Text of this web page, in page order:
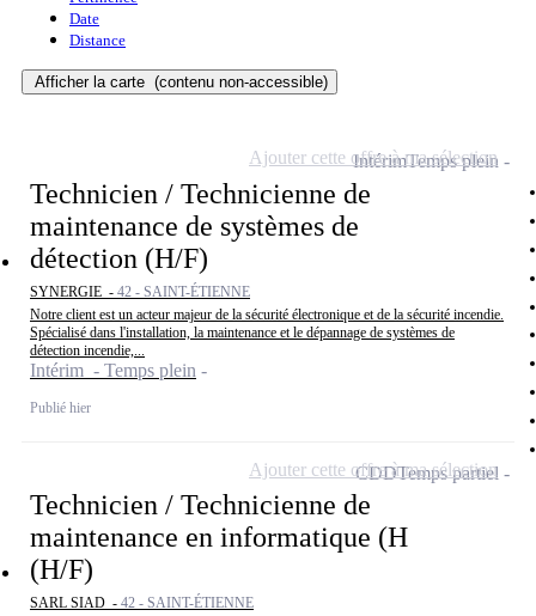
Date
Distance
Afficher la carte (contenu non-accessible)
Technicien / Technicienne de
maintenance de systèmes de
détection (H/F)
SYNERGIE - 42 - SAINT-ÉTIENNE
Notre client est un acteur majeur de la sécurité électronique et de la sécurité incendie.
Spécialisé dans l'installation, la maintenance et le dépannage de systèmes de
détection incendie,...
Intérim - Temps plein
Publié hier
IntérimTemps plein
Ajouter cette offre à ma sélection
Technicien / Technicienne de
maintenance en informatique (H
(H/F)
SARL SIAD - 42 - SAINT-ÉTIENNE
CDDTemps partiel
Ajouter cette offre à ma sélection